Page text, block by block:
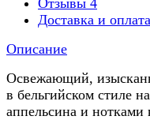
Доставка и оплата
Описание
Освежающий,
в бельгийском стиле
аппельсина и нотками